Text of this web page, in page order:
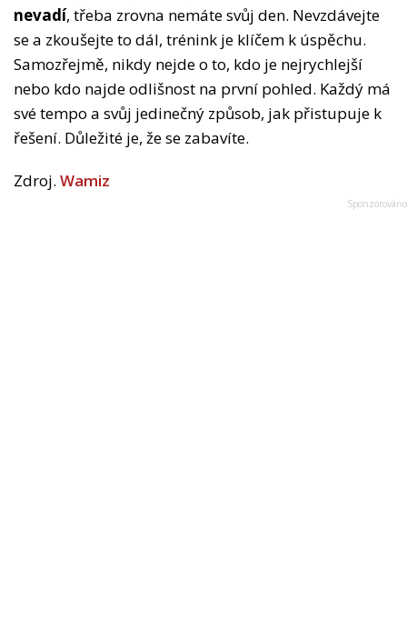
nevadí, třeba zrovna nemáte svůj den. Nevzdávejte
se a zkoušejte to dál, trénink je klíčem k úspěchu.
Samozřejmě, nikdy nejde o to, kdo je nejrychlejší
nebo kdo najde odlišnost na první pohled. Každý má
své tempo a svůj jedinečný způsob, jak přistupuje k
řešení. Důležité je, že se zabavíte.
Zdroj. Wamiz